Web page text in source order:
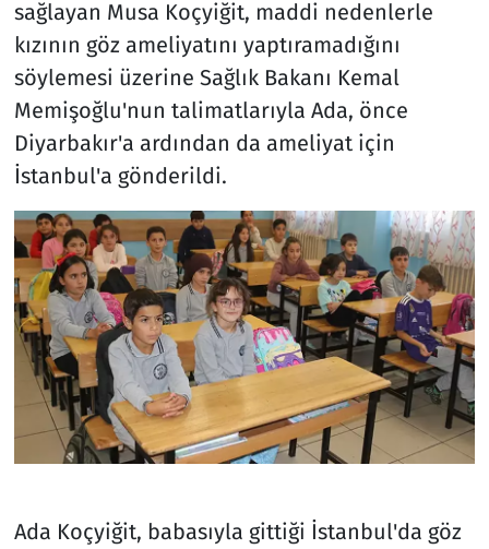
sağlayan Musa Koçyiğit, maddi nedenlerle
kızının göz ameliyatını yaptıramadığını
söylemesi üzerine Sağlık Bakanı Kemal
Memişoğlu'nun talimatlarıyla Ada, önce
Diyarbakır'a ardından da ameliyat için
İstanbul'a gönderildi.
Ada Koçyiğit, babasıyla gittiği İstanbul'da göz